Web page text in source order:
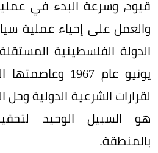
قيود، وسرعة البدء في
والعمل على إحياء عملية
يونيو عام 1967
لقرارات الشرعية الدولية وحل
هو السبيل الوحيد
بالمنطقة.